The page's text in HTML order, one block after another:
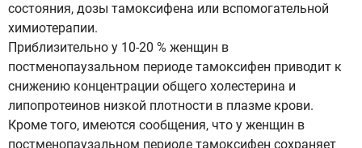
состояния, дозы тамоксифена или вспомогательной
химиотерапии.
Приблизительно у 10-20 % женщин в
постменопаузальном периоде тамоксифен приводит к
снижению концентрации общего холестерина и
липопротеинов низкой плотности в плазме крови.
Кроме того, имеются сообщения, что у женщин в
постменопаузальном периоде тамоксифен сохраняет